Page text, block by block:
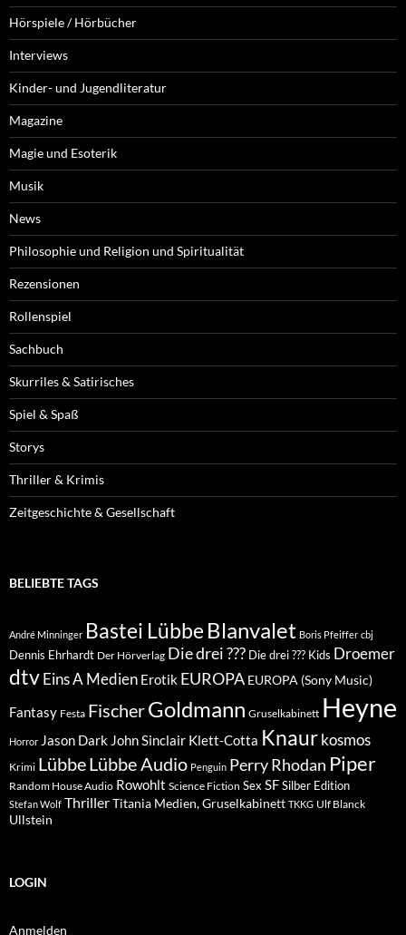
Hörspiele / Hörbücher
Interviews
Kinder- und Jugendliteratur
Magazine
Magie und Esoterik
Musik
News
Philosophie und Religion und Spiritualität
Rezensionen
Rollenspiel
Sachbuch
Skurriles & Satirisches
Spiel & Spaß
Storys
Thriller & Krimis
Zeitgeschichte & Gesellschaft
BELIEBTE TAGS
André Minninger Bastei Lübbe Blanvalet Boris Pfeiffer cbj
Dennis Ehrhardt Der Hörverlag Die drei ??? Die drei ??? Kids Droemer
dtvEins A Medien Erotik EUROPA EUROPA (Sony Music)
Fantasy Festa FischerGoldmann Gruselkabinett Heyne
Horror Jason Dark John Sinclair Klett-Cotta Knaur kosmos
Krimi LübbeLübbe Audio Penguin Perry Rhodan Piper
Random House Audio Rowohlt Science Fiction Sex SFSilber Edition
Stefan Wolf ThrillerTitania Medien, Gruselkabinett TKKG Ulf Blanck
Ullstein
LOGIN
Anmelden